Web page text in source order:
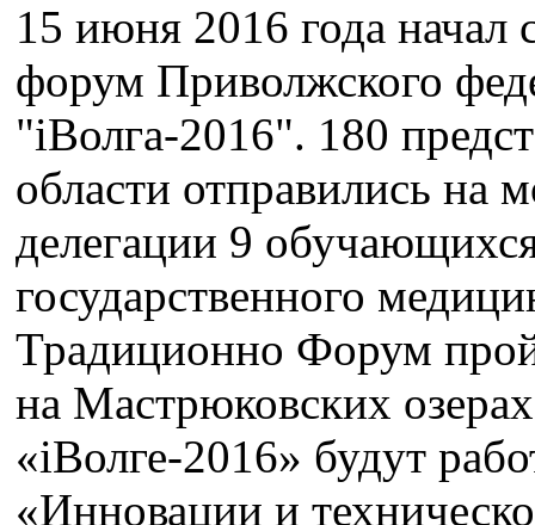
15 июня 2016 года
форум Приволжского
"iВолга-2016". 180
области отправились на
делегации 9
государственного
Традиционно Форум
на Мастрюковских
«iВолге-2016» будут
«Инновации и